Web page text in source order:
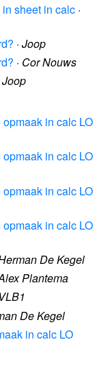
sheet in calc ·
· Joop
· Cor Nouws
Joop
in calc LO
in calc LO
in calc LO
in calc LO
De Kegel
Plantema
VLB1
De Kegel
in calc LO